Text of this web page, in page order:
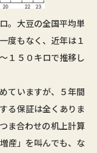
。大豆の全国平均単
度もなく、近年は１
１５０キロで推移し
ていますが、５年間
る保証は全くありま
ま合わせの机上計算
産」を叫んでも、な